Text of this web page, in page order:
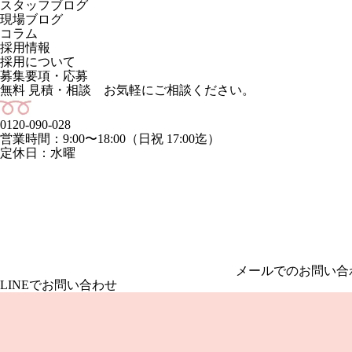
スタッフブログ
現場ブログ
コラム
採用情報
採用について
募集要項・応募
無料 見積・相談 お気軽にご相談ください。
0120-090-028
営業時間：9:00〜18:00（日祝 17:00迄）
定休日：水曜
メールでのお問い合
LINEでお問い合わせ